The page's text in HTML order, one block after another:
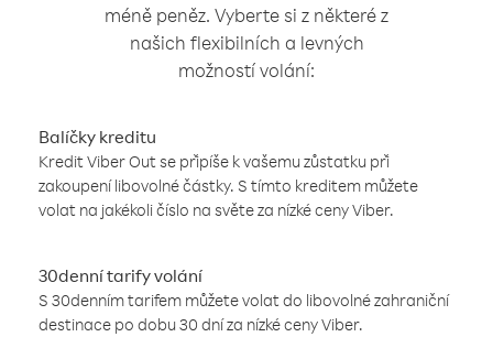
méně peněz. Vyberte si z některé z
našich flexibilních a levných
možností volání:
Balíčky kreditu
Kredit Viber Out se připíše k vašemu zůstatku při
zakoupení libovolné částky. S tímto kreditem můžete
volat na jakékoli číslo na světe za nízké ceny Viber.
30denní tarify volání
S 30denním tarifem můžete volat do libovolné zahraniční
destinace po dobu 30 dní za nízké ceny Viber.